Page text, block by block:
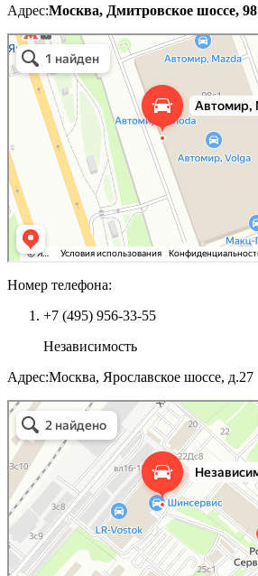
Адрес:Москва, Дмитровское шоссе, 98
Номер телефона:
+7 (495) 956-33-55
Независимость
Адрес:Москва, Ярославское шоссе, д.27